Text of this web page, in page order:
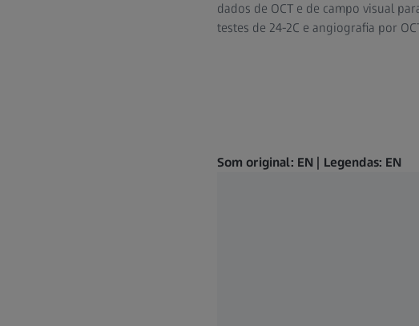
dados de OCT e de campo visual
testes de 24-2C e angiografia por
Som original: EN | Legendas: EN